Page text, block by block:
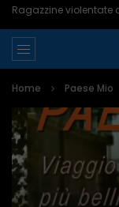
Home Paese Mio